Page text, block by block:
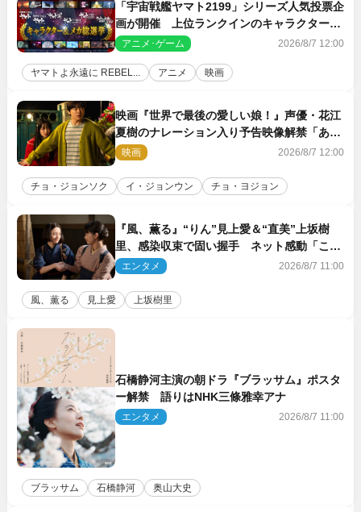
「宇宙戦艦ヤマト2199」シリーズ人気投票企
画が開催 上位ランクインのキャラクター＆
メカは新規描き下ろしイラストを制作
アニメ･ゲーム 2026/8/7 12:00
ヤマトよ永遠に REBEL... アニメ 映画
映画『世界で最後の愛しい娘！』声優・花江
夏樹のナレーション入り予告映像解禁「あふ
れ出る温かさに涙が止まらない！」
映画 2026/8/7 12:00
チョ・ジョンソク イ・ジョンウン チョ・ヨジョン
『風、薫る』“りん”見上愛＆“直美”上坂樹
里、感染収束で固い握手 ネット感動「この
バディは最強」「アツい」
エンタメ 2026/8/7 11:00
風、薫る 見上愛 上坂樹里
石橋静河主演の朝ドラ『ブラッサム』ポスタ
ー解禁 語りはNHK三條雅幸アナ
エンタメ 2026/8/7 11:00
ブラッサム 石橋静河 奥山大史